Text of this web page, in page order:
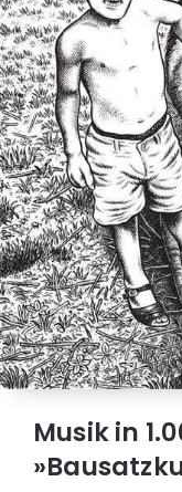
Musik in